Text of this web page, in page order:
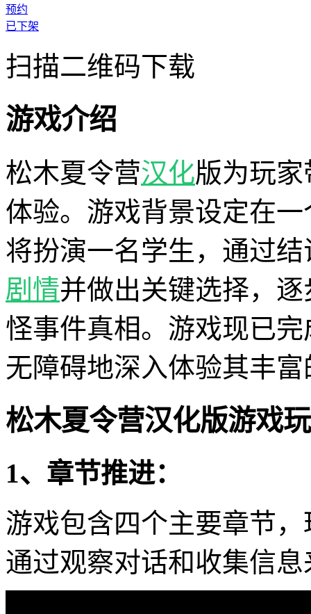
预约
已下架
扫描二维码下载
游戏介绍
松木夏令营汉化版为玩
体验。游戏背景设定在
将扮演一名学生，通过
剧情并做出关键选择，
怪事件真相。游戏现已
无障碍地深入体验其丰
松木夏令营汉化版游戏
1、章节推进：
游戏包含四个主要章节
通过观察对话和收集信